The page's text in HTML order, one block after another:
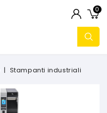
0
Stampanti industriali